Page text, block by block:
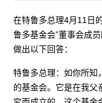
在特鲁多总理4月11日
鲁多基金会”董事会成
做出以下回答：
特鲁多总理：如你所知
的基金会。它是在我父